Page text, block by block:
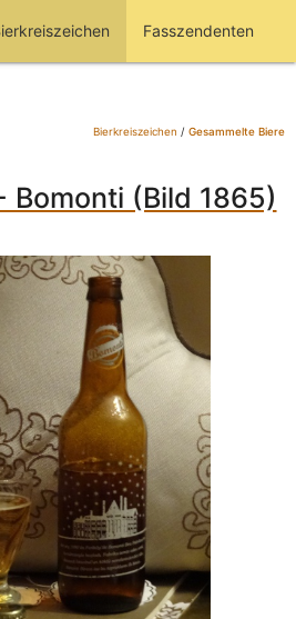
Fasszendenten
Bierkreiszeichen / Gesammelte Biere
Bomonti (Bild 1865)